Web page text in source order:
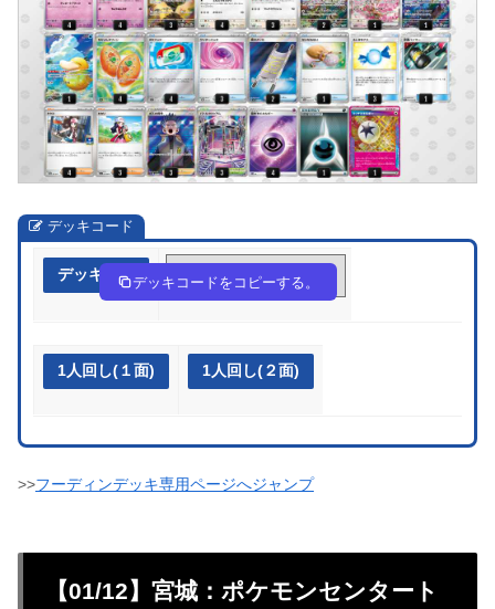
デッキコード
デッキ作成 FFbkfV-IeqSV8-w5VVkd
デッキコードをコピーする。
1人回し(１面) 1人回し(２面)
>>フーディンデッキ専用ページへジャンプ
【01/12】宮城：ポケモンセンタート